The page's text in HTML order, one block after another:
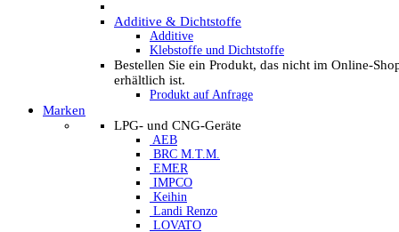
Additive & Dichtstoffe
Additive
Klebstoffe und Dichtstoffe
Bestellen Sie ein Produkt, das nicht im Online-
erhältlich ist.
Produkt auf Anfrage
Marken
LPG- und CNG-Geräte
AEB
BRC M.T.M.
EMER
IMPCO
Keihin
Landi Renzo
LOVATO